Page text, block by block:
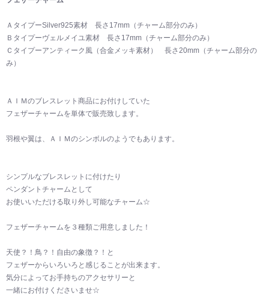
ＡタイプーSilver925素材 長さ17mm（チャーム部分のみ）
Ｂタイプーヴェルメイユ素材 長さ17mm（チャーム部分のみ）
Ｃタイプーアンティーク風（合金メッキ素材） 長さ20mm（チャーム部分の
み）
ＡＩＭのブレスレット商品にお付けしていた
フェザーチャームを単体で販売致します。
羽根や翼は、ＡＩＭのシンボルのようでもあります。
シンプルなブレスレットに付けたり
ペンダントチャームとして
お使いいただける取り外し可能なチャーム☆
フェザーチャームを３種類ご用意しました！
天使？！鳥？！自由の象徴？！と
フェザーからいろいろと感じることが出来ます。
気分によってお手持ちのアクセサリーと
一緒にお付けくださいませ☆